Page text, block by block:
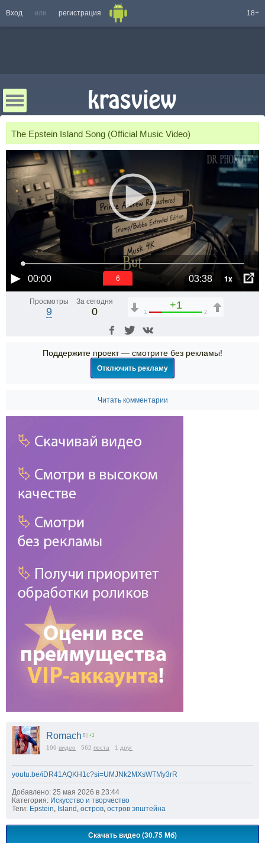
Вход или регистрация 18+
The Epstein Island Song (Official Music Video)
00:00 03:38 1x
6
Просмотры
9
За сегодня
0
+1
1 2
Поддержите проект — смотрите без рекламы!
Отключить рекламу
Читать комментарии
Romach 0 +1
199 видео 562 поста 1 друг
youtu.be/iDR41AQKH1c?si=UMJNk2MXsWTMy3rR
Добавлено: 25 мая 2026 в 23:44
Категория: Искусство и творчество
Теги: Epstein, Island , остров, остров эпштейна
Скачать видео (30.75 Мб)